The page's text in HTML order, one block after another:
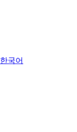
한국어